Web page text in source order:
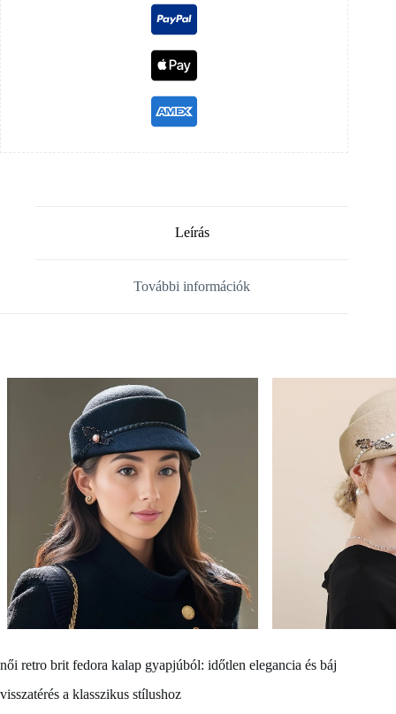
Leírás
További információk
női retro brit fedora kalap gyapjúból: időtlen elegancia és báj
visszatérés a klasszikus stílushoz